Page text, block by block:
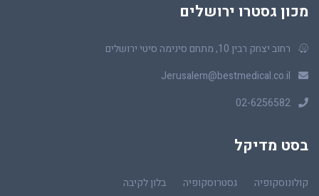
מכון גסטרו ירושלים
רחוב יצחק רבין 10, מתחם סינימה סיטי ירושלים
Jerusalem@bestmedical.co.il
02-6256582
בסט מדיקל
קולונוסקופיה גסטרוסקופיה
בלון לקיבה